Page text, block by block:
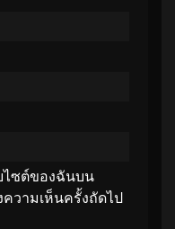
ไซต์ของฉันบน
ความเห็นครั้งถัดไป